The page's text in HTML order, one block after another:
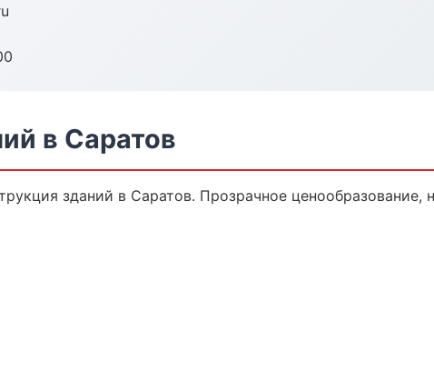
в Саратов
зданий в Саратов. Прозрачное ценообразование,